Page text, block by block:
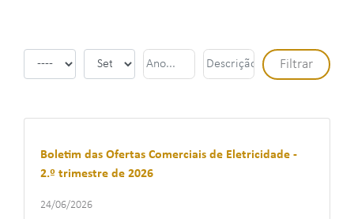
Boletim das Ofertas Comerciais de Eletricidade -
2.º trimestre de 2026
24/06/2026